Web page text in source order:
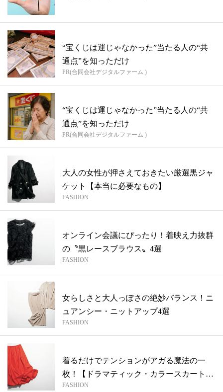
“宝くじは運じゃなかった”当たる人の“共
通点”を知っただけ
PR(合同会社デジタルファーム )
“宝くじは運じゃなかった”当たる人の“共
通点”を知っただけ
PR(合同会社デジタルファーム )
大人の女性が押さえておきたい厳選黒ジャ
ケット【本当に必要なもの】
FASHION
オンライン会議にぴったり！着映え力抜群
の〝黒レースブラウス〟4選
FASHION
女らしさと大人っぽさの絶妙バランス！ニ
ュアンシー・ニットアップ4選
FASHION
着るだけでテンションがアガる魔法の一
枚！【ドラマティック・カラースカート】
4選
FASHION